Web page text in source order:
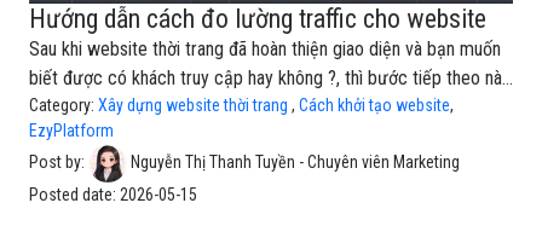
Hướng dẫn cách đo lường traffic cho website
Sau khi website thời trang đã hoàn thiện giao diện và bạn muốn
biết được có khách truy cập hay không ?, thì bước tiếp theo này
cực kỳ quan trọng chính là đo lường dữ liệu traffic và hành vi
người dùng.Nếu không có hệ thống tracking, bạn sẽ rất khó biết:
Khách hàng đến từ đâu? Nội dung nào đang hiệu quả? Quảng
cáo nào đang mang lại chuyển đổi? Người dùng đang quan tâm
Category: Xây dựng website thời trang , Cách khởi tạo website,
EzyPlatform
Post by:
Nguyễn Thị Thanh Tuyền - Chuyên viên Marketing
Posted date: 2026-05-15